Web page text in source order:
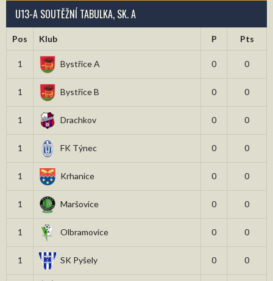
U13-A SOUTĚŽNÍ TABULKA, SK. A
Pos Klub P Pts
1 Bystřice A 0 0
1 Bystřice B 0 0
1 Drachkov 0 0
1 FK Týnec 0 0
1 Krhanice 0 0
1 Maršovice 0 0
1 Olbramovice 0 0
1 SK Pyšely 0 0